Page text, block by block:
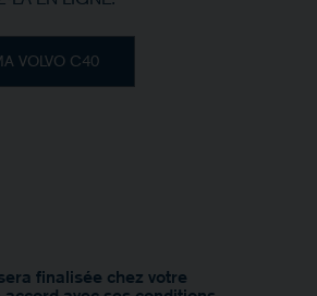
VOLVO C40
finalisée chez votre